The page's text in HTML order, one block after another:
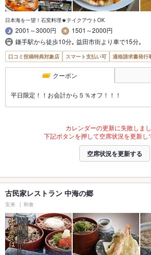
日本海を一望！石窯料理★テイクアウトOK
2001～3000円
1501～2000円
鎌手駅から徒歩10分｡ 益田市街より車で15分｡
口コミ投稿特典対象店 スマート支払い可 適格請求書発行
クーポン
平日限定！！お会計から５％オフ！！！
カレンダーの更新に失敗しまし
下記ボタンを押して空席状況を更新し
空席状況を更新する
古民家レストラン 中海の郷
安来 和食